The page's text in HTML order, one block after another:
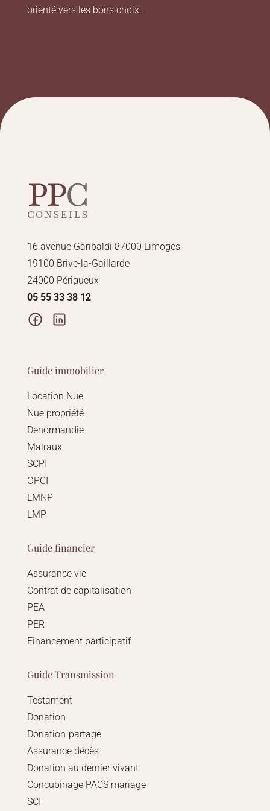
orienté vers les bons choix.
16 avenue Garibaldi 87000 Limoges
19100 Brive-la-Gaillarde
24000 Périgueux
05 55 33 38 12
Guide immobilier
Location Nue
Nue propriété
Denormandie
Malraux
SCPI
OPCI
LMNP
LMP
Guide financier
Assurance vie
Contrat de capitalisation
PEA
PER
Financement participatif
Guide Transmission
Testament
Donation
Donation-partage
Assurance décès
Donation au dernier vivant
Concubinage PACS mariage
SCI